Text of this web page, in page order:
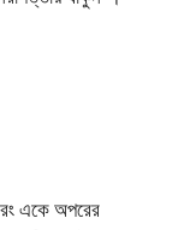
একে অপরের